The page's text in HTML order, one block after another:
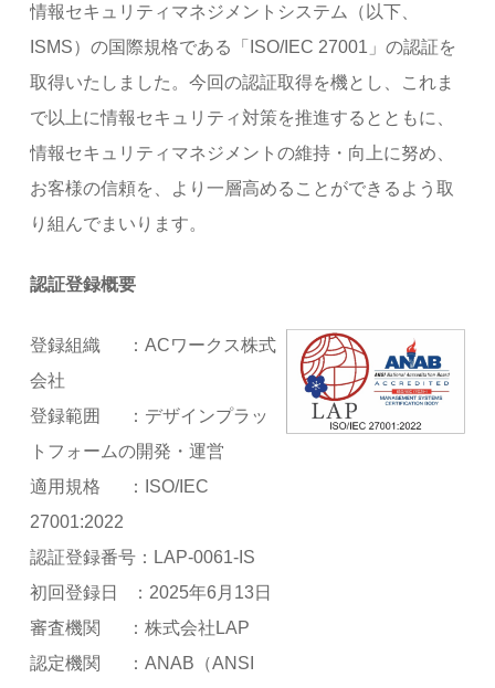
情報セキュリティマネジメントシステム（以下、
ISMS）の国際規格である「ISO/IEC 27001」の認証を
取得いたしました。今回の認証取得を機とし、これま
で以上に情報セキュリティ対策を推進するとともに、
情報セキュリティマネジメントの維持・向上に努め、
お客様の信頼を、より一層高めることができるよう取
り組んでまいります。
認証登録概要
登録組織 ：ACワークス株式
会社
登録範囲 ：デザインプラッ
トフォームの開発・運営
適用規格 ：ISO/IEC
27001:2022
認証登録番号：LAP-0061-IS
初回登録日 ：2025年6月13日
審査機関 ：株式会社LAP
認定機関 ：ANAB（ANSI